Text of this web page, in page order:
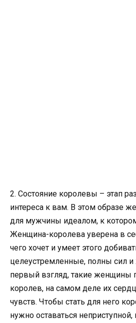
2. Состояние королевы – этап
интереса к вам. В этом образе
для мужчины идеалом, к
Женщина-королева уверена в
чего хочет и умеет этого
целеустремленные, полны сил и
первый взгляд, такие женщины
королев, на самом деле их
чувств. Чтобы стать для него
нужно оставаться